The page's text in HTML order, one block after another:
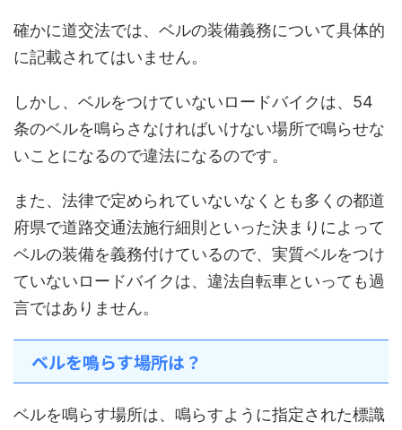
確かに道交法では、ベルの装備義務について具体的
に記載されてはいません。
しかし、ベルをつけていないロードバイクは、54
条のベルを鳴らさなければいけない場所で鳴らせな
いことになるので違法になるのです。
また、法律で定められていないなくとも多くの都道
府県で道路交通法施行細則といった決まりによって
ベルの装備を義務付けているので、実質ベルをつけ
ていないロードバイクは、違法自転車といっても過
言ではありません。
ベルを鳴らす場所は？
ベルを鳴らす場所は、鳴らすように指定された標識